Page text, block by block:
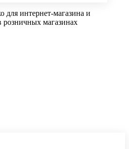
для интернет-магазина и
розничных магазинах